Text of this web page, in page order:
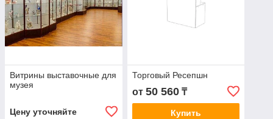
Витрины выставочные для
музея
Цену уточняйте
Торговый Ресепшн
от 50 560₸
Купить